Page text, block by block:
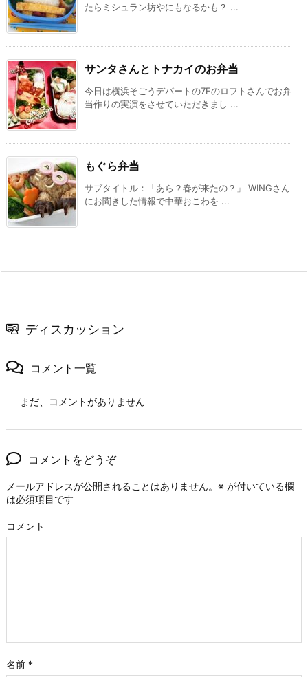
たらミシュラン坊やにもなるかも？ ...
サンタさんとトナカイのお弁当
今日は横浜そごうデパートの7Fのロフトさんでお弁
当作りの実演をさせていただきまし ...
もぐら弁当
サブタイトル：「あら？春が来たの？」 WINGさん
にお聞きした情報で中華おこわを ...
ディスカッション
コメント一覧
まだ、コメントがありません
コメントをどうぞ
メールアドレスが公開されることはありません。 ※ が付いている欄
は必須項目です
コメント
名前 *